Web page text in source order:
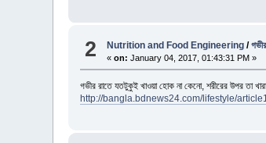
2 Nutrition and Food Engineering /
«on: January 04, 2017, 01:43:31 PM »
গভীর রাতে যতটুকুই খাওয়া হোক না কেনো, শরীরের উপর তা
http://bangla.bdnews24.com/lifestyle/